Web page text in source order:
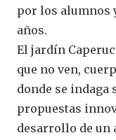
por los alumnos
años.
El jardín
que no ven,
donde se indaga
propuestas
desarrollo de un